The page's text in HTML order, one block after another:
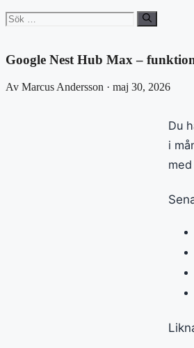
Sök
efter:
Google Nest Hub Max –
Av Marcus Andersson · maj 30, 2026
Du
i